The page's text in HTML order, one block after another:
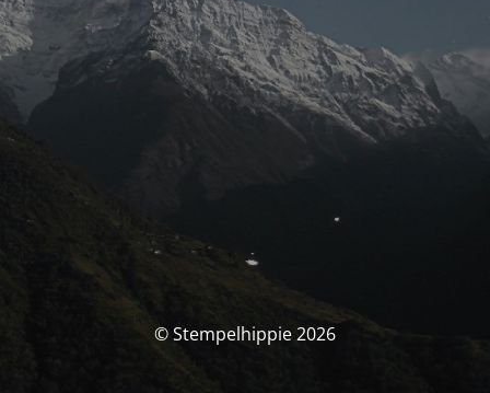
© Stempelhippie 2026